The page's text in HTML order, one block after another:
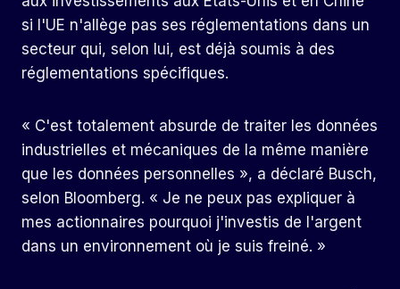
si l'UE n'allège pas ses réglementations dans un
secteur qui, selon lui, est déjà soumis à des
réglementations spécifiques.
« C'est totalement absurde de traiter les données
industrielles et mécaniques de la même manière
que les données personnelles », a déclaré Busch,
selon Bloomberg. « Je ne peux pas expliquer à
mes actionnaires pourquoi j'investis de l'argent
dans un environnement où je suis freiné. »